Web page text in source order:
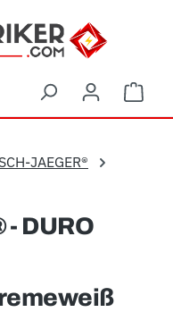
JAEGER®
DURO